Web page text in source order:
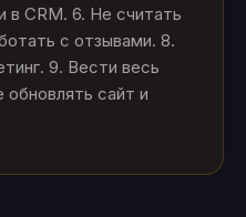
в CRM. 6. Не считать
с отзывами. 8.
9. Вести весь
обновлять сайт и